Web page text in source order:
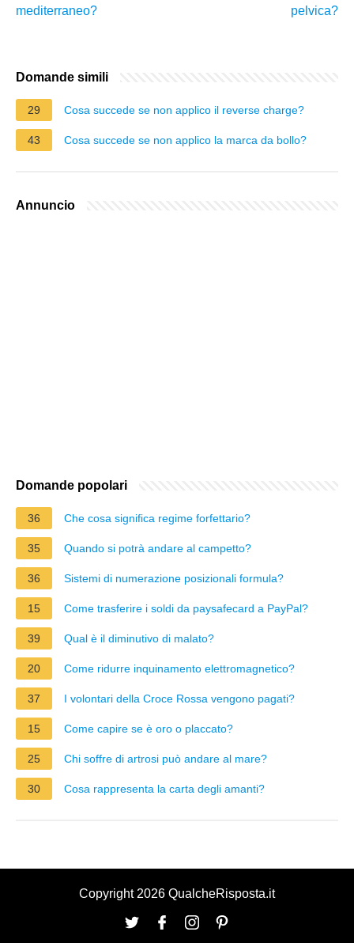
mediterraneo?
pelvica?
Domande simili
29 Cosa succede se non applico il reverse charge?
43 Cosa succede se non applico la marca da bollo?
Annuncio
Domande popolari
36 Che cosa significa regime forfettario?
35 Quando si potrà andare al campetto?
36 Sistemi di numerazione posizionali formula?
15 Come trasferire i soldi da paysafecard a PayPal?
39 Qual è il diminutivo di malato?
20 Come ridurre inquinamento elettromagnetico?
37 I volontari della Croce Rossa vengono pagati?
15 Come capire se è oro o placcato?
25 Chi soffre di artrosi può andare al mare?
30 Cosa rappresenta la carta degli amanti?
Copyright 2026 QualcheRisposta.it